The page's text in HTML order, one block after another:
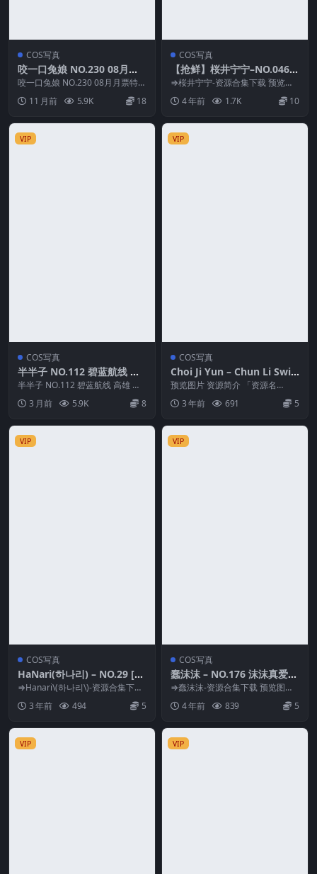
COS写真
咬一口兔娘 NO.230 08月月
票特典-『顶级接待』
咬一口兔娘 NO.230 08月月票特
典-『顶级接待』 资源简介 「资源
名称」：...
11 月前 5.9K 18
COS写真
【抢鲜】桜井宁宁–NO.046
纯洁巫女 [61P-1.03GB]
⇒桜井宁宁-资源合集下载 预览图
片 资源简介 「资源名称」：桜井
宁宁–NO.04...
4 年前 1.7K 10
VIP
COS写真
半半子 NO.112 碧蓝航线 高
雄 武人的心法素养
半半子 NO.112 碧蓝航线 高雄 武
人的心法素养 资源简介 「资源名
称」：半...
3 月前 5.9K 8
VIP
COS写真
Choi Ji Yun – Chun Li Swin
suit [27P-234M]
预览图片 资源简介 「资源名
称」：Choi Ji Yun – Chun Li S...
3 年前 691 5
VIP
COS写真
HaNari(하나리) – NO.29 [LE
EHEE EXPRESS] – LEHF-127
[75P-96M]
⇒Hanari\(하나리\)-资源合集下载
称」：H...
3 年前 494 5
VIP
COS写真
蠢沫沫 – NO.176 沫沫真爱版
日常睡裙[40P-325MB]
⇒蠢沫沫-资源合集下载 预览图片
资源简介 「资源名称」：蠢沫沫 –
NO.17...
4 年前 839 5
VIP VIP